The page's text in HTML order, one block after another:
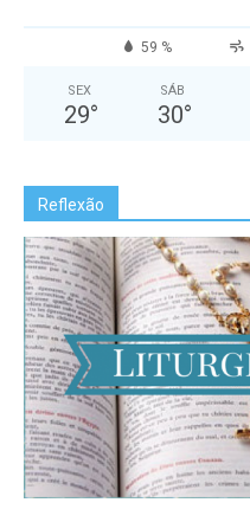
59 %
SEX
29°
SÁB
30°
Reflexão